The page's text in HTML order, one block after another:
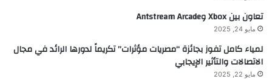
تعاون بين Xbox وAntstream Arcade
مايو 24, 2025
لمياء كامل تفوز بجائزة “مصريات مؤثرات” تكريماً لدورها الرائد في مجال
الاتصالات والتأثير الإيجابي
مايو 22, 2025